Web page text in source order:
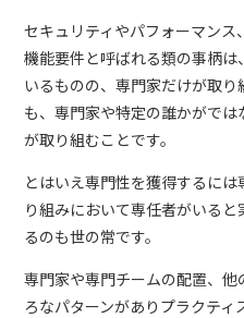
セキュリティやパフォーマン
機能要件と呼ばれる類の事柄
いるものの、専門家だけが取
も、専門家や特定の誰かがで
が取り組むことです。
とはいえ専門性を獲得するに
り組みにおいて専任者がいる
るのも世の常です。
専門家や専門チームの配置、
ろなパターンがありプラクテ